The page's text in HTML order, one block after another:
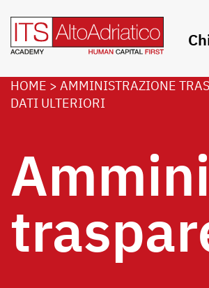
HOME > AMMINISTRAZIONE
DATI ULTERIORI